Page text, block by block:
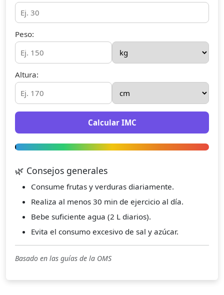
Peso:
Altura:
Calcular IMC
🌿 Consejos generales
Consume frutas y verduras diariamente.
Realiza al menos 30 min de ejercicio al día.
Bebe suficiente agua (2 L diarios).
Evita el consumo excesivo de sal y azúcar.
Basado en las guías de la OMS